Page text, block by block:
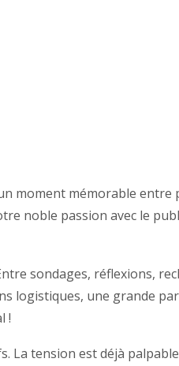
moment mémorable entre
noble passion avec le
sondages, réflexions,
logistiques, une grande
!
La tension est déjà